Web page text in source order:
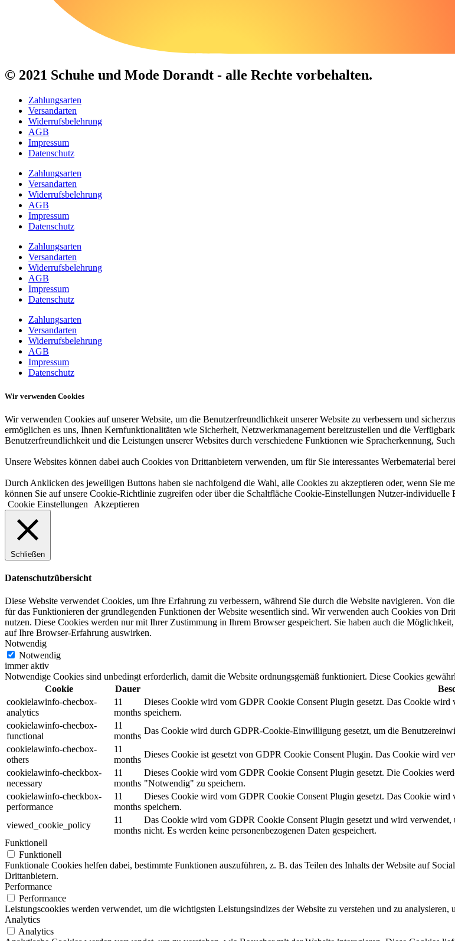
© 2021 Schuhe und Mode Dorandt - alle Rechte vorbehalten.
Zahlungsarten
Versandarten
Widerrufsbelehrung
AGB
Impressum
Datenschutz
Zahlungsarten
Versandarten
Widerrufsbelehrung
AGB
Impressum
Datenschutz
Zahlungsarten
Versandarten
Widerrufsbelehrung
AGB
Impressum
Datenschutz
Zahlungsarten
Versandarten
Widerrufsbelehrung
AGB
Impressum
Datenschutz
Wir verwenden Cookies
Wir verwenden Cookies auf unserer Website, um die Benutzerfreundlichkeit unserer Website zu verbessern und
ermöglichen es uns, Ihnen Kernfunktionalitäten wie Sicherheit, Netzwerkmanagement bereitzustellen und die
Benutzerfreundlichkeit und die Leistungen unserer Websites durch verschiedene Funktionen wie Spracherkennung,
Unsere Websites können dabei auch Cookies von Drittanbietern verwenden, um für Sie interessantes Werbematerial
Durch Anklicken des jeweiligen Buttons haben sie nachfolgend die Wahl, alle Cookies zu akzeptieren oder, wenn Sie
können Sie auf unsere Cookie-Richtlinie zugreifen oder über die Schaltfläche Cookie-Einstellungen Nutzer-
Cookie Einstellungen
Akzeptieren
Schließen
Datenschutzübersicht
Diese Website verwendet Cookies, um Ihre Erfahrung zu verbessern, während Sie durch die Website navigieren. Von
für das Funktionieren der grundlegenden Funktionen der Website wesentlich sind. Wir verwenden auch Cookies von
nutzen. Diese Cookies werden nur mit Ihrer Zustimmung in Ihrem Browser gespeichert. Sie haben auch die
auf Ihre Browser-Erfahrung auswirken.
Notwendig
Notwendig
immer aktiv
Notwendige Cookies sind unbedingt erforderlich, damit die Website ordnungsgemäß funktioniert. Diese Cookies
Cookie
Dauer
cookielawinfo-checbox-
analytics
11
months
Dieses Cookie wird vom GDPR Cookie Consent Plugin gesetzt. Das Cookie
speichern.
cookielawinfo-checbox-
functional
11
months
Das Cookie wird durch GDPR-Cookie-Einwilligung gesetzt, um die
cookielawinfo-checbox-
others
11
months
Dieses Cookie ist gesetzt von GDPR Cookie Consent Plugin. Das Cookie wird
cookielawinfo-checkbox-
necessary
11
months
Dieses Cookie wird vom GDPR Cookie Consent Plugin gesetzt. Die Cookies
"Notwendig" zu speichern.
cookielawinfo-checkbox-
performance
11
months
Dieses Cookie wird vom GDPR Cookie Consent Plugin gesetzt. Das Cookie
speichern.
viewed_cookie_policy
11
months
Das Cookie wird vom GDPR Cookie Consent Plugin gesetzt und wird
nicht. Es werden keine personenbezogenen Daten gespeichert.
Funktionell
Funktionell
Funktionale Cookies helfen dabei, bestimmte Funktionen auszuführen, z. B. das Teilen des Inhalts der Website auf
Drittanbietern.
Performance
Performance
Leistungscookies werden verwendet, um die wichtigsten Leistungsindizes der Website zu verstehen und zu analysieren,
Analytics
Analytics